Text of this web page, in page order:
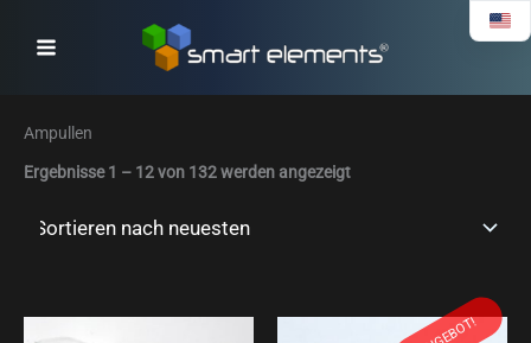
Inhalt
Ampullen
Ergebnisse 1 – 12 von 132 werden angezeigt
sortiert
Ursprünglicher
Aktueller